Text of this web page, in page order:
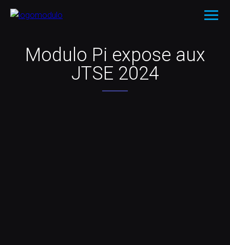
Modulo Pi expose aux
JTSE 2024